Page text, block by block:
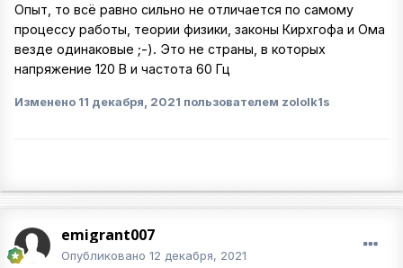
Опыт, то всё равно сильно не отличается по самому
процессу работы, теории физики, законы Кирхгофа и Ома
везде одинаковые ;-). Это не страны, в которых
напряжение 120 В и частота 60 Гц
Изменено 11 декабря, 2021 пользователем zololk1s
emigrant007
Опубликовано 12 декабря, 2021